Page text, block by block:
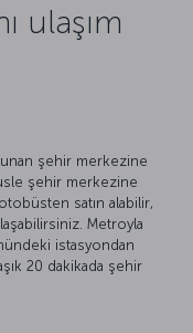
ulaşım
şehir merkezine
şehir merkezine
satın alabilir,
Metroyla
istasyondan
20 dakikada şehir